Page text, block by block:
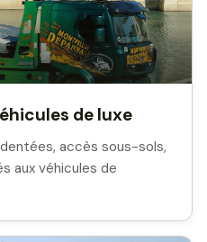
de luxe
accès sous-sols,
aux véhicules de